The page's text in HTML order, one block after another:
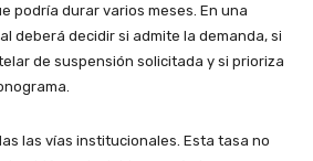
podría durar varios meses. En una
deberá decidir si admite la demanda, si
de suspensión solicitada y si prioriza
las vías institucionales. Esta tasa no